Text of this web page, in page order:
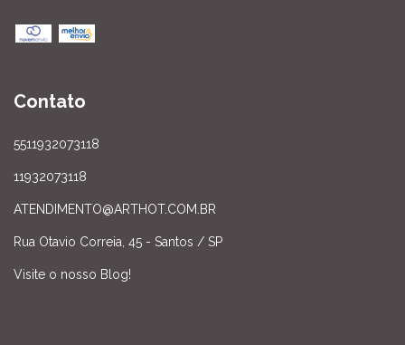
Contato
5511932073118
11932073118
ATENDIMENTO@ARTHOT.COM.BR
Rua Otavio Correia, 45 - Santos / SP
Visite o nosso Blog!